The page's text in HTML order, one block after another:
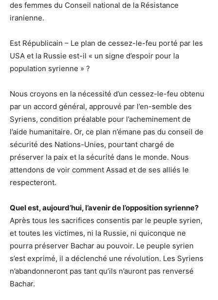
des femmes du Conseil national de la Résistance
iranienne.
Est Républicain – Le plan de cessez-le-feu porté par les
USA et la Russie est-il « un signe d’espoir pour la
population syrienne » ?
Nous croyons en la nécessité d’un cessez-le-feu obtenu
par un accord général, approuvé par l’en-semble des
Syriens, condition préalable pour l’acheminement de
l’aide humanitaire. Or, ce plan n’émane pas du conseil de
sécurité des Nations-Unies, pourtant chargé de
préserver la paix et la sécurité dans le monde. Nous
attendons de voir comment Assad et de ses alliés le
respecteront.
Quel est, aujourd’hui, l’avenir de l’opposition syrienne?
Après tous les sacrifices consentis par le peuple syrien,
et toutes les victimes, ni la Russie, ni quiconque ne
pourra préserver Bachar au pouvoir. Le peuple syrien
s’est exprimé, il a déclenché une révolution. Les Syriens
n’abandonneront pas tant qu’ils n’auront pas renversé
Bachar.